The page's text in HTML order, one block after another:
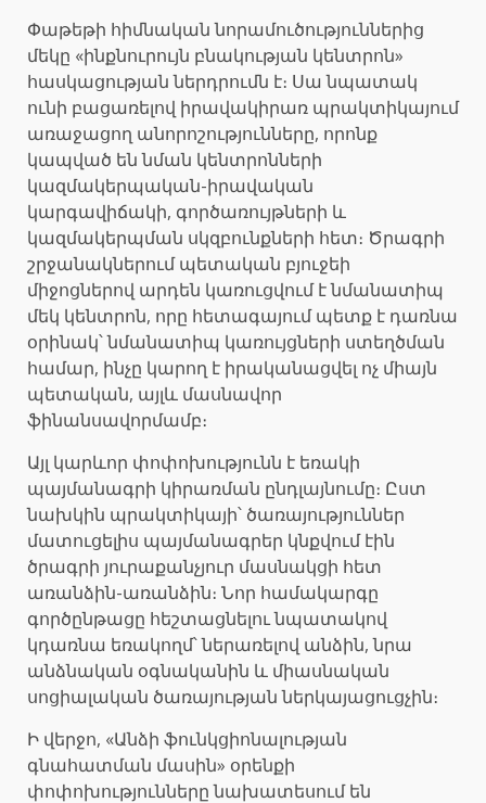
Փաթեթի հիմնական նորամուծություններից
մեկը «ինքնուրույն բնակության կենտրոն»
հասկացության ներդրումն է։ Սա նպատակ
ունի բացառելով իրավակիրառ պրակտիկայում
առաջացող անորոշությունները, որոնք
կապված են նման կենտրոնների
կազմակերպական-իրավական
կարգավիճակի, գործառույթների և
կազմակերպման սկզբունքների հետ։ Ծրագրի
շրջանակներում պետական բյուջեի
միջոցներով արդեն կառուցվում է նմանատիպ
մեկ կենտրոն, որը հետագայում պետք է դառնա
օրինակ՝ նմանատիպ կառույցների ստեղծման
համար, ինչը կարող է իրականացվել ոչ միայն
պետական, այլև մասնավոր
ֆինանսավորմամբ։
Այլ կարևոր փոփոխությունն է եռակի
պայմանագրի կիրառման ընդլայնումը։ Ըստ
նախկին պրակտիկայի՝ ծառայություններ
մատուցելիս պայմանագրեր կնքվում էին
ծրագրի յուրաքանչյուր մասնակցի հետ
առանձին-առանձին։ Նոր համակարգը
գործընթացը հեշտացնելու նպատակով
կդառնա եռակողմ՝ ներառելով անձին, նրա
անձնական օգնականին և միասնական
սոցիալական ծառայության ներկայացուցչին։
Ի վերջո, «Անձի ֆունկցիոնալության
գնահատման մասին» օրենքի
փոփոխությունները նախատեսում են